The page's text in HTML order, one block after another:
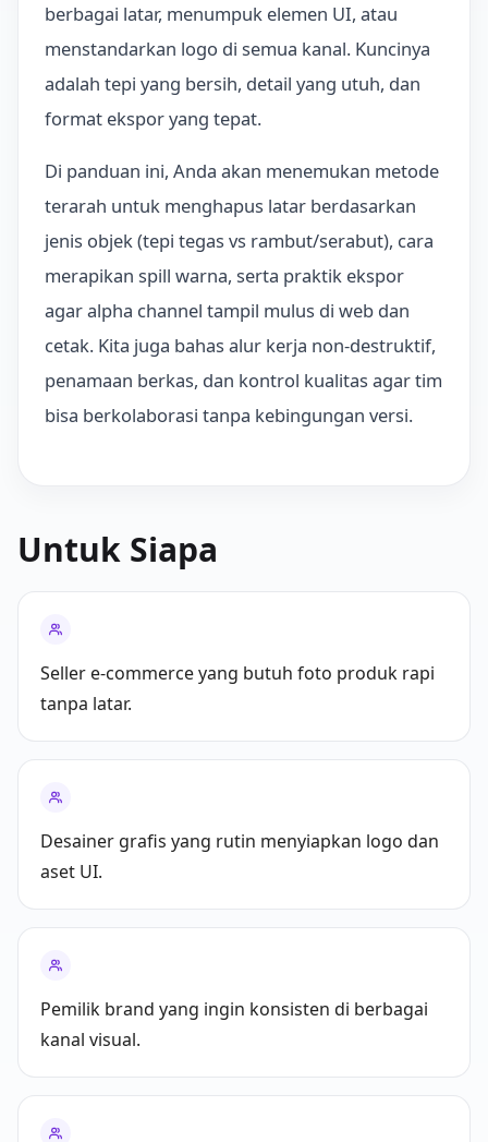
berbagai latar, menumpuk elemen UI, atau
menstandarkan logo di semua kanal. Kuncinya
adalah tepi yang bersih, detail yang utuh, dan
format ekspor yang tepat.
Di panduan ini, Anda akan menemukan metode
terarah untuk menghapus latar berdasarkan
jenis objek (tepi tegas vs rambut/serabut), cara
merapikan spill warna, serta praktik ekspor
agar alpha channel tampil mulus di web dan
cetak. Kita juga bahas alur kerja non-destruktif,
penamaan berkas, dan kontrol kualitas agar tim
bisa berkolaborasi tanpa kebingungan versi.
Untuk Siapa
Seller e-commerce yang butuh foto produk rapi
tanpa latar.
Desainer grafis yang rutin menyiapkan logo dan
aset UI.
Pemilik brand yang ingin konsisten di berbagai
kanal visual.